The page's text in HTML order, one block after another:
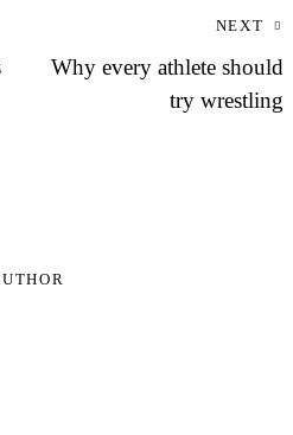
NEXT
Why every athlete should
try wrestling